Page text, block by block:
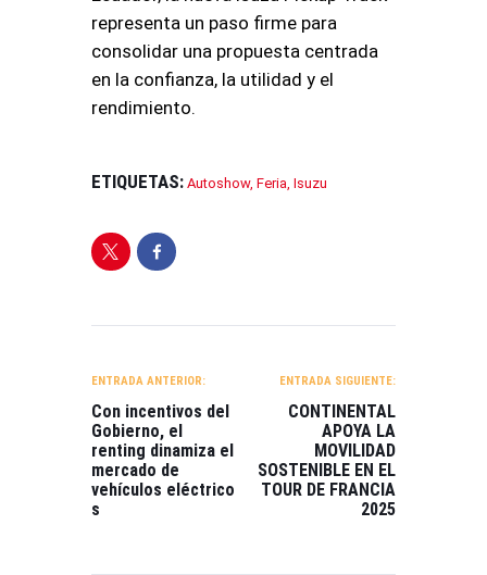
representa un paso firme para
consolidar una propuesta centrada
en la confianza, la utilidad y el
rendimiento.
ETIQUETAS: Autoshow, Feria Isuzu
ENTRADAS
ENTRADA ANTERIOR:
Con incentivos del
Gobierno, el
renting dinamiza el
mercado de
vehículos eléctrico
s
ENTRADA SIGUIENTE:
CONTINENTAL
APOYA LA
MOVILIDAD
SOSTENIBLE EN EL
TOUR DE FRANCIA
2025